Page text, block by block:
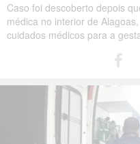
Caso foi descoberto depois
médica no interior de
cuidados médicos para a